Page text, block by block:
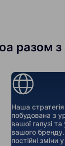
разом
Наша
побудована з
вашої галузі
вашого
постійні